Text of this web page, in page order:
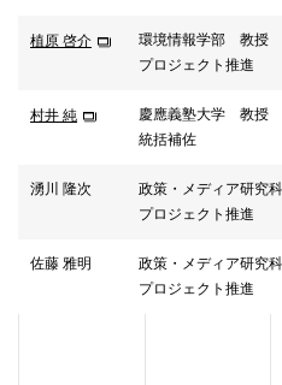
植原 啓介
環境情報学部 教授
プロジェクト推進
村井 純
慶應義塾大学 教授
統括補佐
湧川 隆次
政策・メディア研究
プロジェクト推進
佐藤 雅明
政策・メディア研究
プロジェクト推進